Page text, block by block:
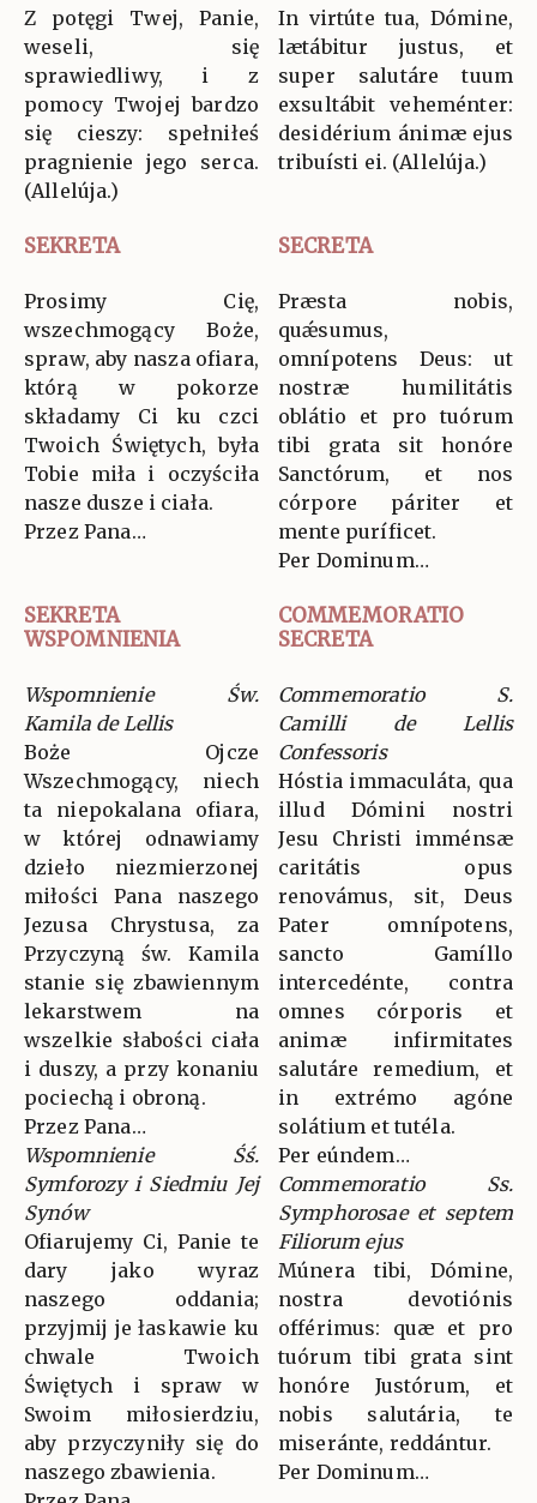
Z potęgi Twej, Panie,
weseli, się
sprawiedliwy, i z
pomocy Twojej bardzo
się cieszy: spełniłeś
pragnienie jego serca.
(Allelúja.)
In virtúte tua, Dómine,
lætábitur justus, et
super salutáre tuum
exsultábit veheménter:
desidérium ánimæ ejus
tribuísti ei. (Allelúja.)
SEKRETA SECRETA
Prosimy Cię,
wszechmogący Boże,
spraw, aby nasza ofiara,
którą w pokorze
składamy Ci ku czci
Twoich Świętych, była
Tobie miła i oczyściła
nasze dusze i ciała.
Przez Pana…
Præsta nobis,
quǽsumus,
omnípotens Deus: ut
nostræ humilitátis
oblátio et pro tuórum
tibi grata sit honóre
Sanctórum, et nos
córpore páriter et
mente puríficet.
Per Dominum…
SEKRETA
WSPOMNIENIA
COMMEMORATIO
SECRETA
Wspomnienie Św.
Kamila de Lellis
Boże Ojcze
Wszechmogący, niech
ta niepokalana ofiara,
w której odnawiamy
dzieło niezmierzonej
miłości Pana naszego
Jezusa Chrystusa, za
Przyczyną św. Kamila
stanie się zbawiennym
lekarstwem na
wszelkie słabości ciała
i duszy, a przy konaniu
pociechą i obroną.
Przez Pana…
Wspomnienie Śś.
Symforozy i Siedmiu Jej
Synów
Ofiarujemy Ci, Panie te
dary jako wyraz
naszego oddania;
przyjmij je łaskawie ku
chwale Twoich
Świętych i spraw w
Swoim miłosierdziu,
aby przyczyniły się do
naszego zbawienia.
Commemoratio S.
Camilli de Lellis
Confessoris
Hóstia immaculáta, qua
illud Dómini nostri
Jesu Christi imménsæ
caritátis opus
renovámus, sit, Deus
Pater omnípotens,
sancto Gamíllo
intercedénte, contra
omnes córporis et
animæ infirmitates
salutáre remedium, et
in extrémo agóne
solátium et tutéla.
Per eúndem…
Commemoratio Ss.
Symphorosae et septem
Filiorum ejus
Múnera tibi, Dómine,
nostra devotiónis
offérimus: quæ et pro
tuórum tibi grata sint
honóre Justórum, et
nobis salutária, te
miseránte, reddántur.
Per Dominum…